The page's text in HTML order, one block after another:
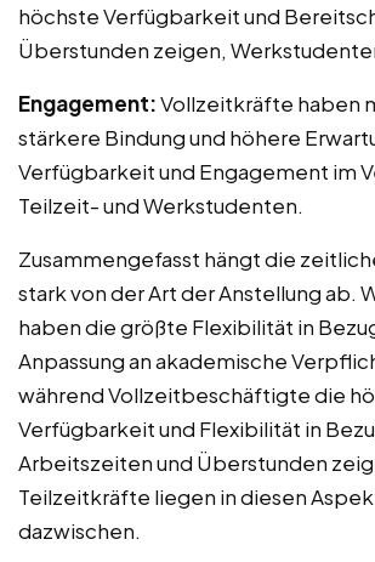
höchste Verfügbarkeit und
Überstunden zeigen,
Engagement:Vollzeitkräfte haben
stärkere Bindung und höhere
Verfügbarkeit und Engagement im
Teilzeit- und Werkstudenten.
Zusammengefasst hängt die
stark von der Art der Anstellung ab.
haben die größte Flexibilität in
Anpassung an akademische
während Vollzeitbeschäftigte die
Verfügbarkeit und Flexibilität in
Arbeitszeiten und Überstunden
Teilzeitkräfte liegen in diesen
dazwischen.